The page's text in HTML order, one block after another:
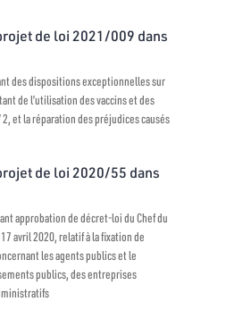
de loi 2021/009 dans
des dispositions exceptionnelles sur
de l’utilisation des vaccins et des
2, et la réparation des préjudices causés
de loi 2020/55 dans
approbation de décret-loi du Chef du
avril 2020, relatif à la fixation de
les agents publics et le
publics, des entreprises